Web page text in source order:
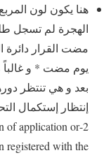
هنا يكون لون
يوم مضت * و غالباً
بعد و هي تنتظر
إنتظار إستكمال
of application or
registered with the